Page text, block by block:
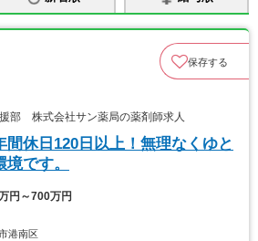
保存する
部 株式会社サン薬局の薬剤師求人
間休日120日以上！無理なくゆと
です。
円～700万円
港南区